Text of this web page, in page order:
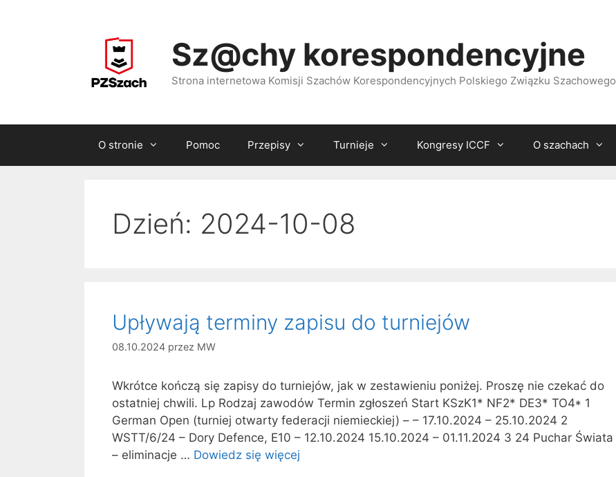
Sz@chy korespondencyjne
Strona internetowa Komisji Szachów Korespondencyjnych Polskiego Związku Szachowego
O stronie Pomoc Przepisy Turnieje Kongresy ICCF O szachach
Dzień: 2024-10-08
Upływają terminy zapisu do turniejów
08.10.2024 przez MW
Wkrótce kończą się zapisy do turniejów, jak w zestawieniu poniżej. Proszę nie czekać do
ostatniej chwili. Lp Rodzaj zawodów Termin zgłoszeń Start KSzK1* NF2* DE3* TO4* 1
German Open (turniej otwarty federacji niemieckiej) – – 17.10.2024 – 25.10.2024 2
WSTT/6/24 – Dory Defence, E10 – 12.10.2024 15.10.2024 – 01.11.2024 3 24 Puchar Świata
– eliminacje … Dowiedz się więcej